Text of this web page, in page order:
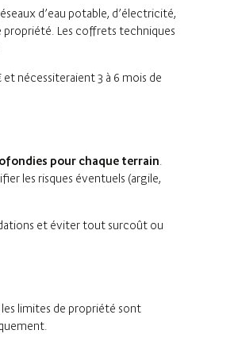
d’eau potable, d’électricité,
propriété. Les coffrets techniques
nécessiteraient 3 à 6 mois de
pour chaque terrain.
les risques éventuels (argile,
et éviter tout surcoût ou
limites de propriété sont